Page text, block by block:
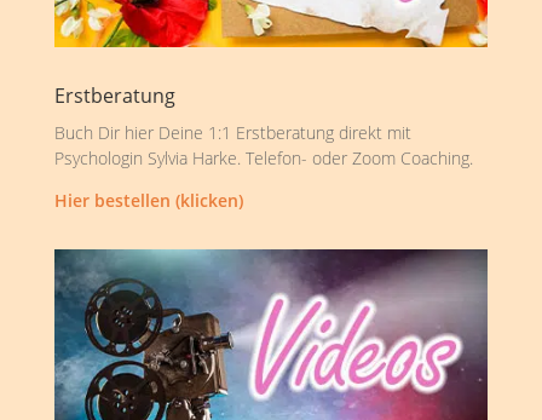
Erstberatung
Buch Dir hier Deine 1:1 Erstberatung direkt mit
Psychologin Sylvia Harke. Telefon- oder Zoom Coaching.
Hier bestellen (klicken)